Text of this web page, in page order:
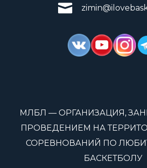
МЛБЛ — ОРГАНИЗАЦИЯ,
ПРОВЕДЕНИЕМ НА
СОРЕВНОВАНИЙ ПО
БАСКЕТБОЛУ